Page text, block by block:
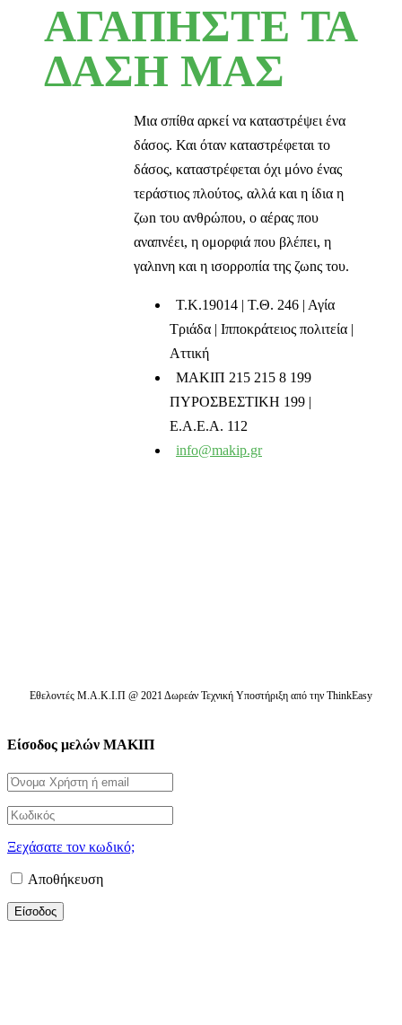
ΑΓΑΠΗΣΤΕ ΤΑ
ΔΑΣΗ ΜΑΣ
Μια σπίθα αρκεί να καταστρέψει ένα
δάσος. Και όταν καταστρέφεται το
δάσος, καταστρέφεται όχι μόνο ένας
τεράστιος πλούτος, αλλά και η ίδια η
ζωn του ανθρώπου, ο αέρας που
αναπνέει, η ομορφιά που βλέπει, η
γαλnνη και η ισορροπία της ζωnς του.
T.K.19014 | Τ.Θ. 246 | Αγία
Τριάδα | Ιπποκράτειος πολιτεία |
Αττική
ΜΑΚΙΠ 215 215 8 199
ΠΥΡΟΣΒΕΣΤΙΚΗ 199 |
Ε.Α.Ε.Α. 112
info@makip.gr
Εθελοντές Μ.Α.Κ.Ι.Π @ 2021 Δωρεάν Τεχνική Υποστήριξη από την ThinkEasy
Είσοδος μελών ΜΑΚΙΠ
Ξεχάσατε τον κωδικό;
Αποθήκευση